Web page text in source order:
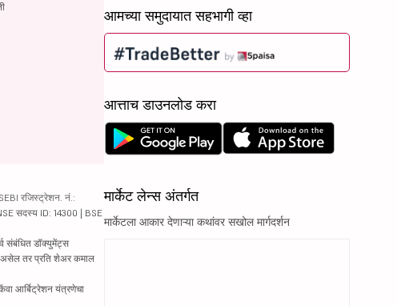
रजिस्ट्रेशन. नं.:
सदस्य ID: 14300 | BSE
संबंधित डॉक्युमेंट्स
असेल तर प्रति शेअर कमाल
आर्बिट्रेशन यंत्रणेचा
आमच्या समुदायात सहभागी व्हा
आत्ताच डाउनलोड करा
मार्केट लेन्स अंतर्गत
मार्केटला आकार देणाऱ्या कथांवर सखोल मार्गदर्शन